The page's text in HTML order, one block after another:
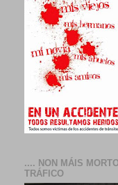
.... NON MÁIS
TRÁFICO